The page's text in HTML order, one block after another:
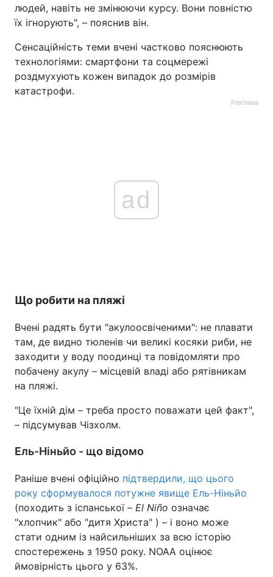
людей, навіть не змінюючи курсу. Вони повністю
їх ігнорують", – пояснив він.
Сенсаційність теми вчені частково пояснюють
технологіями: смартфони та соцмережі
роздмухують кожен випадок до розмірів
катастрофи.
Реклама
ad
Що робити на пляжі
Вчені радять бути "акулоосвіченими": не плавати
там, де видно тюленів чи великі косяки риби, не
заходити у воду поодинці та повідомляти про
побачену акулу – місцевій владі або рятівникам
на пляжі.
"Це їхній дім – треба просто поважати цей факт",
– підсумував Чізхолм.
Ель-Ніньйо - що відомо
Раніше вчені офіційно підтвердили, що цього
року сформувалося потужне явище Ель-Ніньйо
(походить з іспанської – El Niño означає
"хлопчик" або "дитя Христа" ) – і воно може
стати одним із найсильніших за всю історію
спостережень з 1950 року. NOAA оцінює
ймовірність цього у 63%.